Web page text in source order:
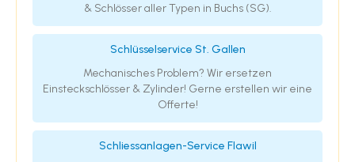
& Schlösser aller Typen in Buchs (SG).
Schlüsselservice St. Gallen
Mechanisches Problem? Wir ersetzen
Einsteckschlösser & Zylinder! Gerne erstellen wir eine
Offerte!
Schliessanlagen-Service Flawil